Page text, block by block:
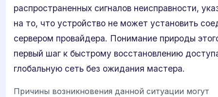
распространенных сигналов неисправности,
на то, что устройство не может установить
сервером провайдера. Понимание природы
первый шаг к быстрому восстановлению
глобальную сеть без ожидания мастера.
Причины возникновения данной ситуации могут